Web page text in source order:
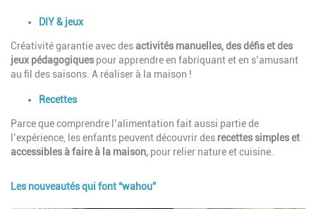
DescriptionDIY & jeux
Créativité garantie avec desactivités manuelles, des défis et des
jeux pédagogiques pour apprendre en fabriquant et en s’amusant
au fil des saisons. A réaliser à la maison !
Recettes
Parce que comprendre l’alimentation fait aussi partie de
l’expérience, les enfants peuvent découvrir des recettes simples et
accessibles à faire à la maison, pour relier nature et cuisine.
Les nouveautés qui font “wahou”